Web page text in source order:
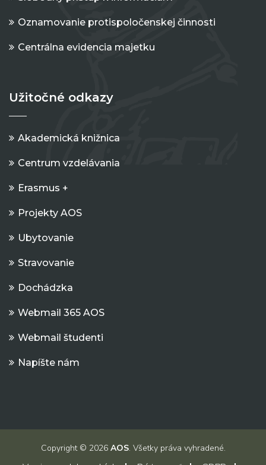
Oznamovanie protispoločenskej činnosti
Centrálna evidencia majetku
Užitočné odkazy
Akademická knižnica
Centrum vzdelávania
Erasmus +
Projekty AOS
Ubytovanie
Stravovanie
Dochádzka
Webmail 365 AOS
Webmail študenti
Napíšte nám
Copyright © 2026 AOS. Všetky práva vyhradené.